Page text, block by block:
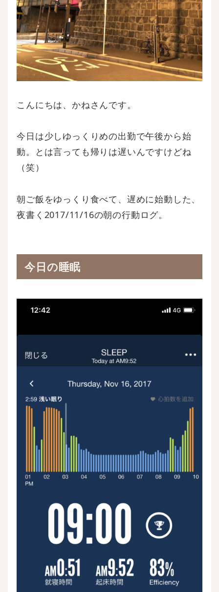
こんにちは、かねさんです。
今日は少しゆっくりめの出勤で午後から始
動。とは言っても帰りは遅いんですけどね
（笑）
朝ご飯をゆっくり食べて、遅めに始動した、
夜書く2017/11/16の朝の行動ログ。
今日の睡眠